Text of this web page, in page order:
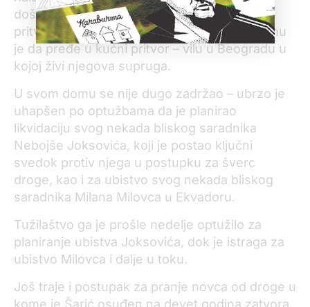
došao u Srbije. Od tada je bio u zatvorskom
pritvoru, a krajem prošle godine odobreno mu
je da pređe u kućni pritvor – vilu u Beogradu u
kojoj živi njegova supruga.
U svom domu se nije dugo zadržao – ubrzo je
uhapšen po optužbama da je planirao
likvidaciju svog nekada bliskog saradnika
Nebojše Joksovića, koji je postao ključni
svedok protiv njega u postupku za šverc
droge, kao i za ubistvo svog nekada bliskog
saradnika Milana Milovca u Ekvadoru.
Tužilaštvo ga je prošle nedelje optužilo za
planiranje ubistva Joksovića, dok je istraga za
ubistvo Milovca i dalje u toku.
Još traje i postupak za pranje novca od droge u
kome je Šarić osuđen na devet godina zatvora,